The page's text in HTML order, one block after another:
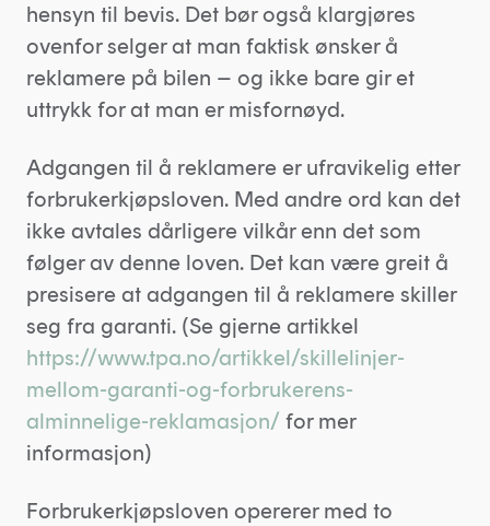
hensyn til bevis. Det bør også klargjøres
ovenfor selger at man faktisk ønsker å
reklamere på bilen – og ikke bare gir et
uttrykk for at man er misfornøyd.
Adgangen til å reklamere er ufravikelig etter
forbrukerkjøpsloven. Med andre ord kan det
ikke avtales dårligere vilkår enn det som
følger av denne loven. Det kan være greit å
presisere at adgangen til å reklamere skiller
seg fra garanti. (Se gjerne artikkel
https://www.tpa.no/artikkel/skillelinjer-
mellom-garanti-og-forbrukerens-
alminnelige-reklamasjon/ for mer
informasjon)
Forbrukerkjøpsloven opererer med to